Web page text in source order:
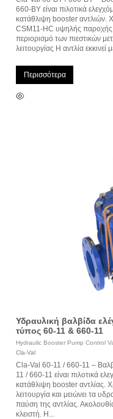
660-BY είναι πιλοτικά
κατάθλιψη booster αντλιών.
CSM11-HC υψηλής παροχής
περιορισμό των πιεστικών
λειτουργίας Η αντλία εκκινεί
Περισσότερα
Υδραυλική βαλβίδα
τύπος 60-11 & 660-11
Hydraulic Booster Pump Control
Cla-Val
Cla-Val 60-11 / 660-11 –
11 / 660-11 είναι πιλοτικά
κατάθλιψη booster αντλίας.
λειτουργία και μειώνει τα
παύση της αντλίας.
κλειστή. Η...